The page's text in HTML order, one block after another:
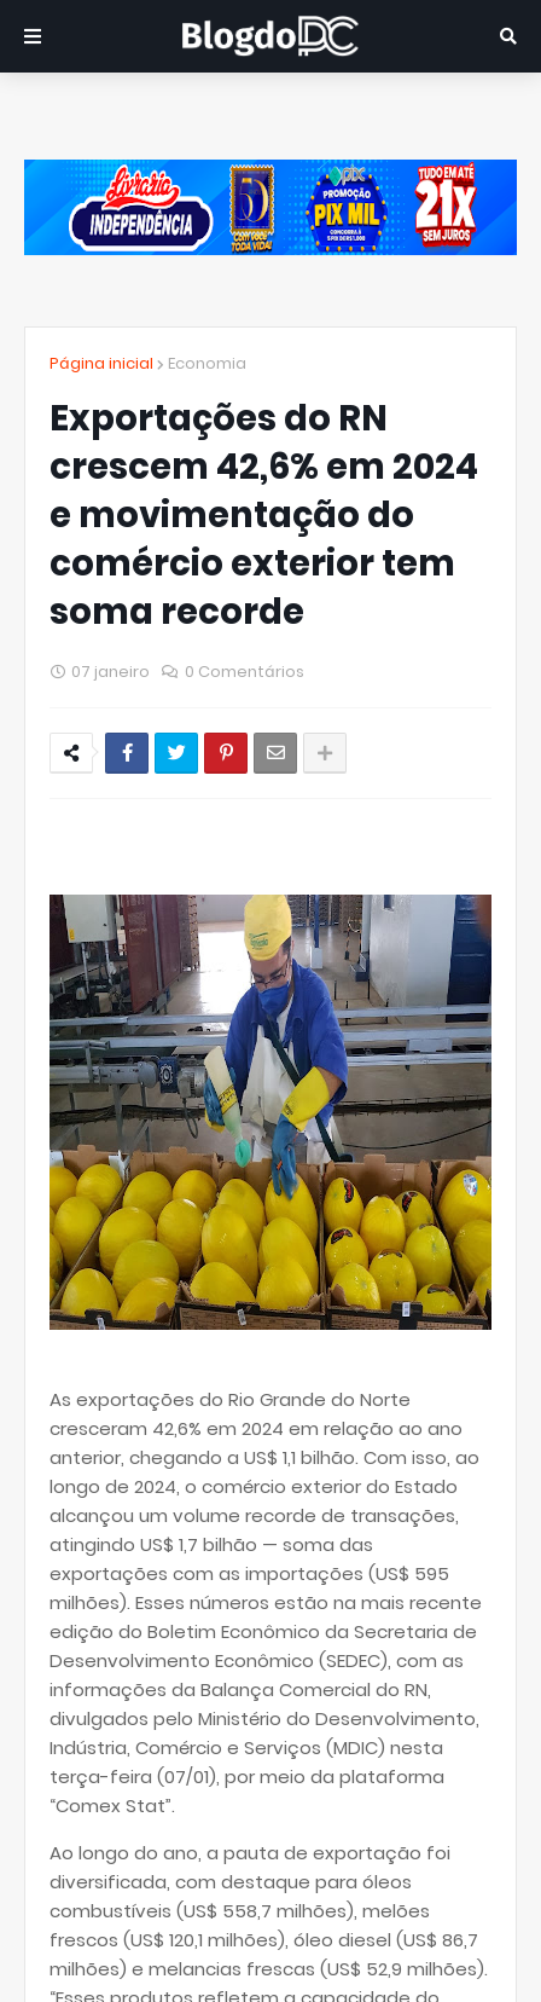
Página inicial Economia
Exportações do RN
crescem 42,6% em 2024
e movimentação do
comércio exterior tem
soma recorde
07 janeiro 0 Comentários
As exportações do Rio Grande do Norte
cresceram 42,6% em 2024 em relação ao ano
anterior, chegando a US$ 1,1 bilhão. Com isso, ao
longo de 2024, o comércio exterior do Estado
alcançou um volume recorde de transações,
atingindo US$ 1,7 bilhão — soma das
exportações com as importações (US$ 595
milhões). Esses números estão na mais recente
edição do Boletim Econômico da Secretaria de
Desenvolvimento Econômico (SEDEC), com as
informações da Balança Comercial do RN,
divulgados pelo Ministério do Desenvolvimento,
Indústria, Comércio e Serviços (MDIC) nesta
terça-feira (07/01), por meio da plataforma
“Comex Stat”.
Ao longo do ano, a pauta de exportação foi
diversificada, com destaque para óleos
combustíveis (US$ 558,7 milhões), melões
frescos (US$ 120,1 milhões), óleo diesel (US$ 86,7
milhões) e melancias frescas (US$ 52,9 milhões).